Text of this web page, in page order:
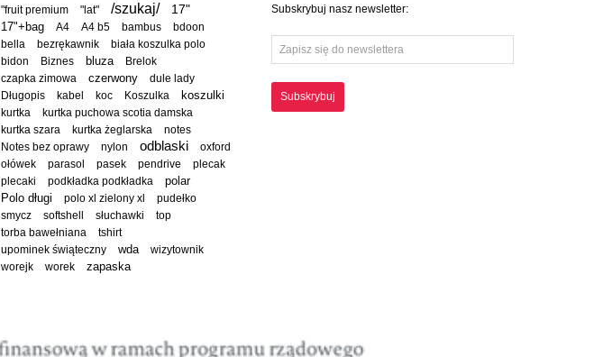
"fruit premium "lat" /szukaj/ 17"
17"+bag A4 A4 b5 bambus bdoon
bella bezrękawnik
biała koszulka polo
bidon
Biznes bluza
Brelok
czapka zimowa
czerwony
dule lady
Długopis
kabel koc Koszulka
koszulki
kurtka
kurtka puchowa scotia damska
kurtka szara
kurtka żeglarska notes
Notes bez oprawy nylon odblaski
oxford
ołówek
parasol pasek pendrive
plecak
plecaki
podkładka podkładka
polar
Polo długi
polo xl zielony xl pudełko
smycz softshell słuchawki
top
torba bawełniana
tshirt
upominek świąteczny
wda
wizytownik
worejk
worek zapaska
Subskrybuj nasz newsletter:
Subskrybuj